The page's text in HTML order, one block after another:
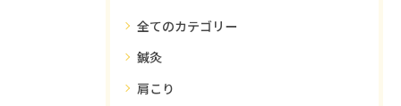
全てのカテゴリー
鍼灸
肩こり